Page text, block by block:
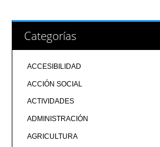
Categorías
ACCESIBILIDAD
ACCIÓN SOCIAL
ACTIVIDADES
ADMINISTRACIÓN
AGRICULTURA